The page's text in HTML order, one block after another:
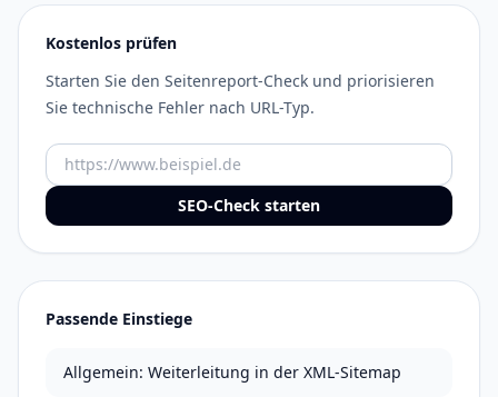
Kostenlos prüfen
Starten Sie den Seitenreport-Check und priorisieren
Sie technische Fehler nach URL-Typ.
URL
SEO-Check starten
Passende Einstiege
Allgemein: Weiterleitung in der XML-Sitemap